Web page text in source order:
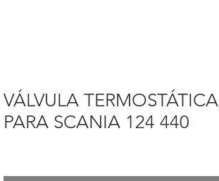
VÁLVULA TERMOSTÁTICA
PARA SCANIA 124 440